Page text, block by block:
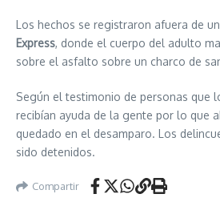
Los hechos se registraron afuera de
Express, donde el cuerpo del adulto
sobre el asfalto sobre un charco de
Según el testimonio de personas que
recibían ayuda de la gente por lo que
quedado en el desamparo. Los
sido detenidos.
Compartir